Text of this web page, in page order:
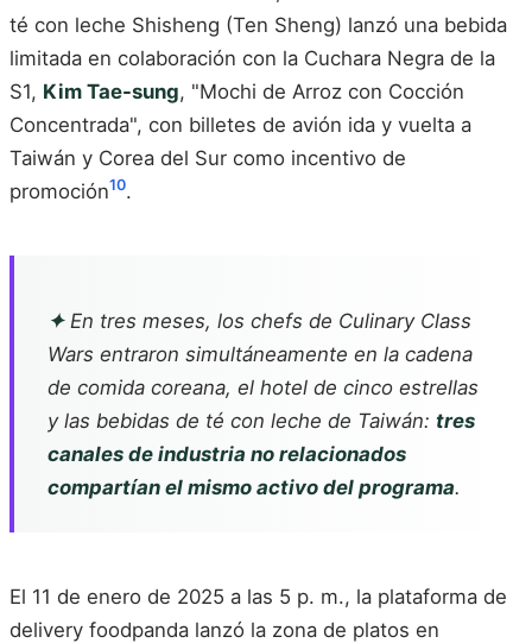
té con leche Shisheng (Ten Sheng) lanzó una bebida
limitada en colaboración con la Cuchara Negra de la
S1, Kim Tae-sung, "Mochi de Arroz con Cocción
Concentrada", con billetes de avión ida y vuelta a
Taiwán y Corea del Sur como incentivo de
promoción10.
✦En tres meses, los chefs de Culinary Class
Wars entraron simultáneamente en la cadena
de comida coreana, el hotel de cinco estrellas
y las bebidas de té con leche de Taiwán: tres
canales de industria no relacionados
compartían el mismo activo del programa.
El 11 de enero de 2025 a las 5 p. m., la plataforma de
delivery foodpanda lanzó la zona de platos en